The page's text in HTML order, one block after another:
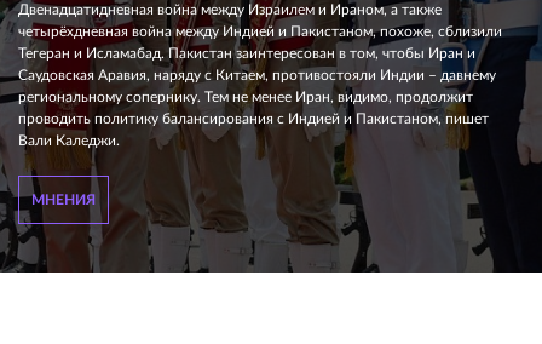
Двенадцатидневная война между Израилем и Ираном, а также
четырёхдневная война между Индией и Пакистаном, похоже, сблизили
Тегеран и Исламабад. Пакистан заинтересован в том, чтобы Иран и
Саудовская Аравия, наряду с Китаем, противостояли Индии – давнему
региональному сопернику. Тем не менее Иран, видимо, продолжит
проводить политику балансирования с Индией и Пакистаном, пишет
Вали Каледжи.
МНЕНИЯ